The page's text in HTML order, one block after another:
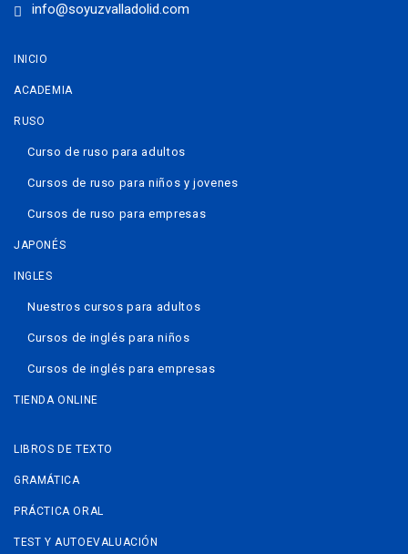
info@soyuzvalladolid.com
INICIO
ACADEMIA
RUSO
Curso de ruso para adultos
Cursos de ruso para niños y jovenes
Cursos de ruso para empresas
JAPONÉS
INGLES
Nuestros cursos para adultos
Cursos de inglés para niños
Cursos de inglés para empresas
TIENDA ONLINE
LIBROS DE TEXTO
GRAMÁTICA
PRÁCTICA ORAL
TEST Y AUTOEVALUACIÓN